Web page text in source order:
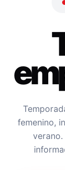
femenino,